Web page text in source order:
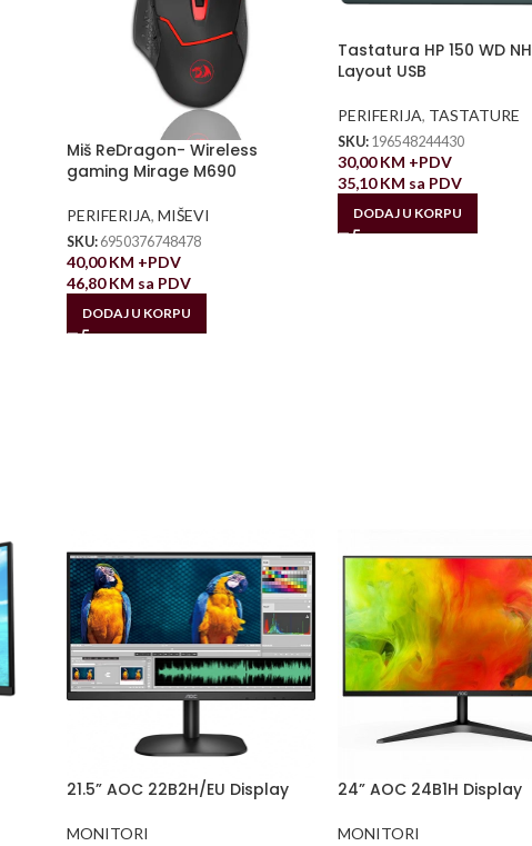
Miš ReDragon- Wireless
gaming Mirage M690
PERIFERIJA, MIŠEVI
SKU: 6950376748478
40,00KM +PDV
46,80KM sa PDV
DODAJ U KORPU
Tastatura HP 150 WD NH
Layout USB
PERIFERIJA, TASTATURE
SKU: 196548244430
30,00KM +PDV
35,10KM sa PDV
DODAJ U KORPU
21.5” AOC 22B2H/EU Display
MONITORI
24” AOC 24B1H Display
MONITORI